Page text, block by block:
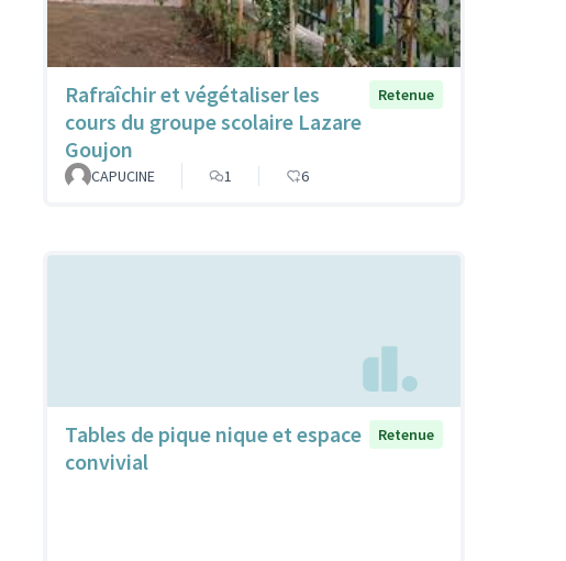
Rafraîchir et végétaliser les
cours du groupe scolaire Lazare
Goujon
Retenue
CAPUCINE 1 6
Tables de pique nique et espace
convivial
Retenue